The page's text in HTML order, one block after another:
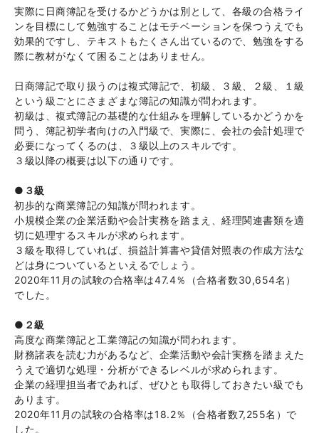
実際に日商簿記を受けるかどうかは別として、各級の合格ライ
ンを目標にして勉強することはモチベーションを保つうえでも
効果的ですし、テキストもたくさん出ているので、勉強をする
際に教材がなくて困ることはありません。
日商簿記で取り扱うのは複式簿記で、初級、３級、２級、１級
という級ごとにさまざまな簿記の知識が問われます。
初級は、複式簿記の基礎的な仕組みを理解しているかどうかを
問う、簿記初学者向けの入門級で、実際に、会社の会計処理で
必要になってくるのは、３級以上のスキルです。
３級以降の概要は以下の通りです。
●３級
初歩的な商業簿記の知識が問われます。
小規模企業の企業活動や会計実務を踏まえ、経理関連書類を適
切に処理するスキルが求められます。
３級を取得していれば、損益計算書や貸借対照表の作成方法な
どは身についているといえるでしょう。
2020年11月の試験の合格率は47.4％（合格者数30,654名）
でした。
●２級
高度な商業簿記と工業簿記の知識が問われます。
財務諸表を読む力があるなど、企業活動や会計実務を踏まえた
うえで適切な処理・分析ができるレベルが求められます。
企業の経理担当者であれば、ぜひとも取得しておきたい級でも
あります。
2020年11月の試験の合格率は18.2％（合格者数7,255名）で
した。